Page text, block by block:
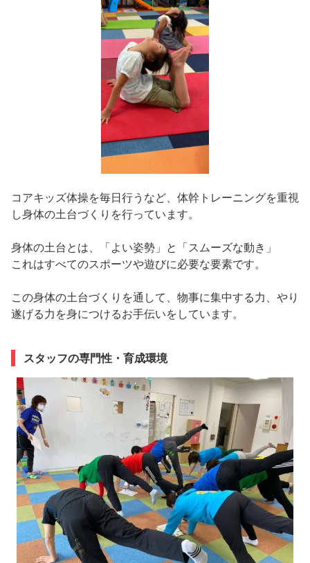
コアキッズ体操を毎日行うなど、体幹トレーニングを重視
し身体の土台づくりを行っています。
身体の土台とは、「よい姿勢」と「スムーズな動き」
これはすべてのスポーツや遊びに必要な要素です。
この身体の土台づくりを通して、物事に集中する力、やり
遂げる力を身につけるお手伝いをしています。
スタッフの専門性・育成環境